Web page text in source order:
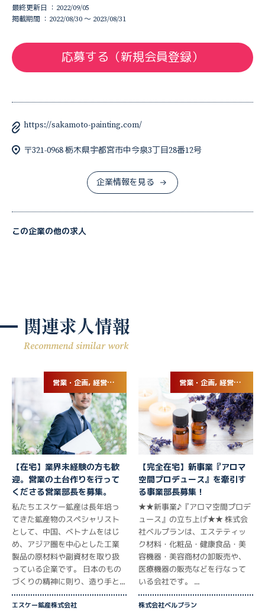
最終更新日 ：2022/09/05
掲載期間 ：2022/08/30 〜 2023/08/31
応募する（新規会員登録）
https://sakamoto-painting.com/
〒321-0968 栃木県宇都宮市中今泉3丁目28番12号
企業情報を見る
この企業の他の求人
関連求人情報
Recommend similar work
営業・企画, 経営企画・事業企画
【在宅】業界未経験の方も歓
迎。営業の土台作りを行って
くださる営業部長を募集。
私たちエスケー鉱産は長年培っ
てきた鉱産物のスペシャリスト
として、中国、ベトナムをはじ
め、アジア圏を中心とした工業
製品の原材料や副資材を取り扱
っている企業です。 日本のもの
づくりの精神に則り、造り手と...
エスケー鉱産株式会社
営業・企画, 経営企画・事業企画
【完全在宅】新事業『アロマ
空間プロデュース』を牽引す
る事業部長募集！
★★新事業♪『アロマ空間プロデ
ュース』の立ち上げ★★ 株式会
社ベルプランは、エステティッ
ク材料・化粧品・健康食品・美
容機器・美容商材の卸販売や、
医療機器の販売などを行なって
いる会社です。 ...
株式会社ベルプラン